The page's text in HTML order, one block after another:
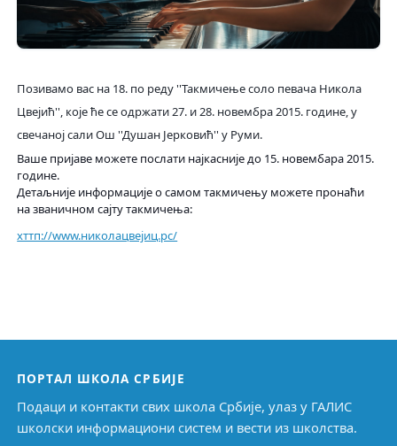
Позивамо вас на 18. по реду ''Такмичење соло певача Никола
Цвејић'', које ће се одржати 27. и 28. новембра 2015. године, у
свечаној сали Ош ''Душан Јерковић'' у Руми.
Ваше пријаве можете послати најкасније до 15. новембара 2015.
године.
Детаљније информације о самом такмичењу можете пронаћи
на званичном сајту такмичења:
хттп://www.николацвејиц.рс/
ПОРТАЛ ШКОЛА СРБИЈЕ
Подаци и контакти свих школа Србије, улаз у ГАЛИС
школски информациони систем и вести из школства.